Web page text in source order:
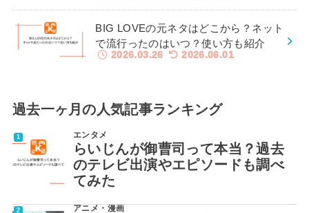
BIG LOVEの元ネタはどこから？ネット
で流行ったのはいつ？使い方も紹介
2026.03.26 2026.06.01
過去一ヶ月の人気記事ランキング
エンタメ
らいじんが御曹司って本当？過去
のテレビ出演やエピソードも調べ
てみた
アニメ・漫画